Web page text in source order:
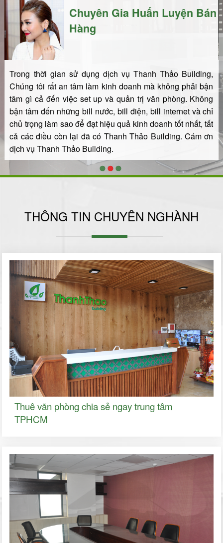
Chuyên Gia Huấn Luyện Bán
Hàng
Trong thời gian sử dụng dịch vụ Thanh Thảo Building,
Chúng tôi rất an tâm làm kinh doanh mà không phải bận
tâm gì cả đến việc set up và quản trị văn phòng. Không
bận tâm đến những bill nước, bill điện, bill internet và chỉ
chủ trọng làm sao để đạt hiệu quả kinh doanh tốt nhất, tất
cả các điều còn lại đã có Thanh Thảo Building. Cám ơn
dịch vụ Thanh Thảo Building.
123
THÔNG TIN CHUYÊN NGHÀNH
Thuê văn phòng chia sẻ ngay trung tâm
TPHCM